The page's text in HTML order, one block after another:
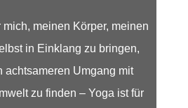
meinen Körper, meinen
in Einklang zu bringen,
achtsameren Umgang mit
zu finden – Yoga ist für